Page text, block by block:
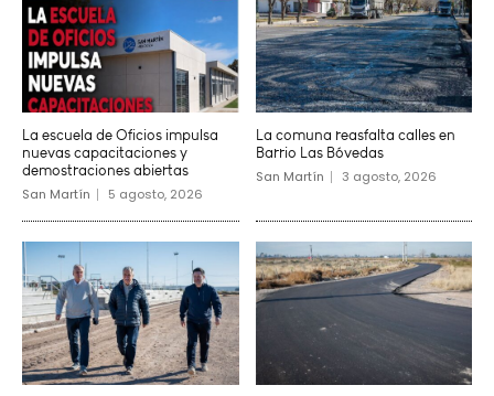
La escuela de Oficios impulsa
nuevas capacitaciones y
demostraciones abiertas
San Martín 5 agosto, 2026
La comuna reasfalta calles en
Barrio Las Bóvedas
San Martín 3 agosto, 2026